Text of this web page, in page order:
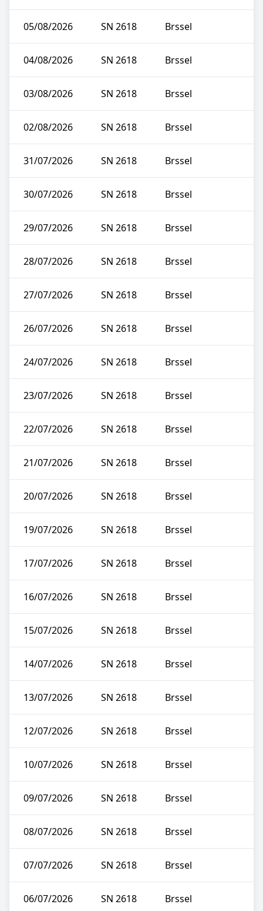
05/08/2026 SN 2618 Brssel
04/08/2026 SN 2618 Brssel
03/08/2026 SN 2618 Brssel
02/08/2026 SN 2618 Brssel
31/07/2026 SN 2618 Brssel
30/07/2026 SN 2618 Brssel
29/07/2026 SN 2618 Brssel
28/07/2026 SN 2618 Brssel
27/07/2026 SN 2618 Brssel
26/07/2026 SN 2618 Brssel
24/07/2026 SN 2618 Brssel
23/07/2026 SN 2618 Brssel
22/07/2026 SN 2618 Brssel
21/07/2026 SN 2618 Brssel
20/07/2026 SN 2618 Brssel
19/07/2026 SN 2618 Brssel
17/07/2026 SN 2618 Brssel
16/07/2026 SN 2618 Brssel
15/07/2026 SN 2618 Brssel
14/07/2026 SN 2618 Brssel
13/07/2026 SN 2618 Brssel
12/07/2026 SN 2618 Brssel
10/07/2026 SN 2618 Brssel
09/07/2026 SN 2618 Brssel
08/07/2026 SN 2618 Brssel
07/07/2026 SN 2618 Brssel
06/07/2026 SN 2618 Brssel